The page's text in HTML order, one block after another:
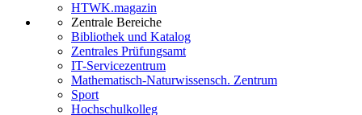
HTWK.magazin
Zentrale Bereiche
Bibliothek und Katalog
Zentrales Prüfungsamt
IT-Servicezentrum
Mathematisch-Naturwissensch. Zentrum
Sport
Hochschulkolleg